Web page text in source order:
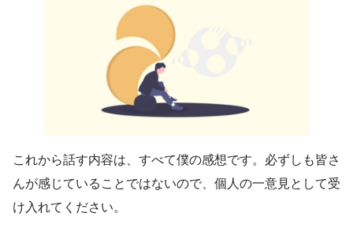
これから話す内容は、すべて僕の感想です。必ずしも皆さ
んが感じていることではないので、個人の一意見として受
け入れてください。